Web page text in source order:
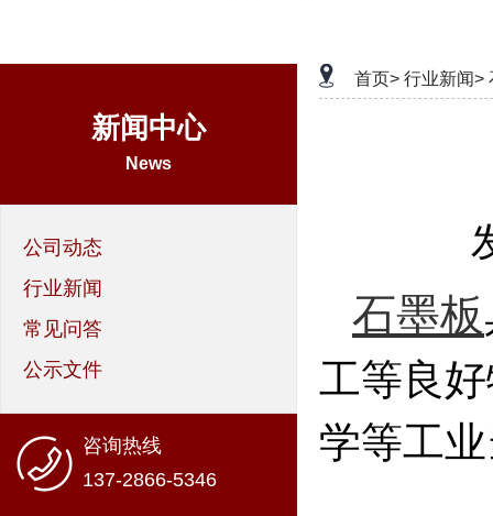
新闻中心
News
公司动态
行业新闻
常见问答
公示文件
咨询热线
137-2866-5346
首页> 行业新闻>
石墨板
工等良
学等工